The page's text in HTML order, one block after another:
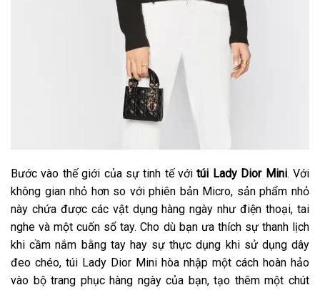
Bước vào thế giới của sự tinh tế vớitúi Lady Dior Mini. Với
không gian nhỏ hơn so với phiên bản Micro, sản phẩm nhỏ
này chứa được các vật dụng hàng ngày như điện thoại, tai
nghe và một cuốn sổ tay. Cho dù bạn ưa thích sự thanh lịch
khi cầm nắm bằng tay hay sự thực dụng khi sử dụng dây
đeo chéo, túi Lady Dior Mini hòa nhập một cách hoàn hảo
vào bộ trang phục hàng ngày của bạn, tạo thêm một chút